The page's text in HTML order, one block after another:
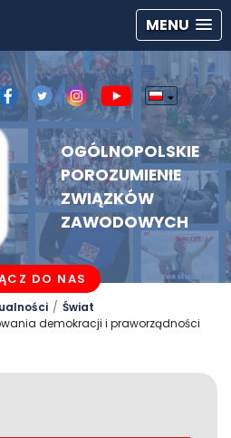
MENU
OGÓLNOPOLSKIE
POROZUMIENIE
ZWIĄZKÓW
ZAWODOWYCH
DO NAS
Świat
demokracji i praworządności